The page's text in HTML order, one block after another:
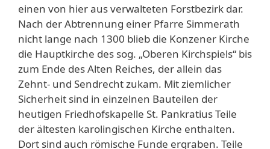
einen von hier aus verwalteten Forstbezirk dar.
Nach der Abtrennung einer Pfarre Simmerath
nicht lange nach 1300 blieb die Konzener Kirche
die Hauptkirche des sog. „Oberen Kirchspiels“ bis
zum Ende des Alten Reiches, der allein das
Zehnt- und Sendrecht zukam. Mit ziemlicher
Sicherheit sind in einzelnen Bauteilen der
heutigen Friedhofskapelle St. Pankratius Teile
der ältesten karolingischen Kirche enthalten.
Dort sind auch römische Funde ergraben. Teile